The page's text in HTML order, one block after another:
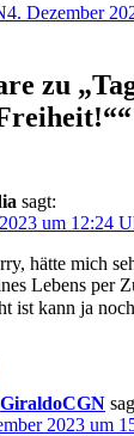
4. Dezember
zu
sagt:
um 12:24
hätte mich
Lebens per
ist kann ja
GiraldoCGN
2023 um